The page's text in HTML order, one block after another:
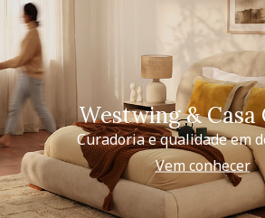
Westwing & Casa
Curadoria e qualidade em
Vem conhecer